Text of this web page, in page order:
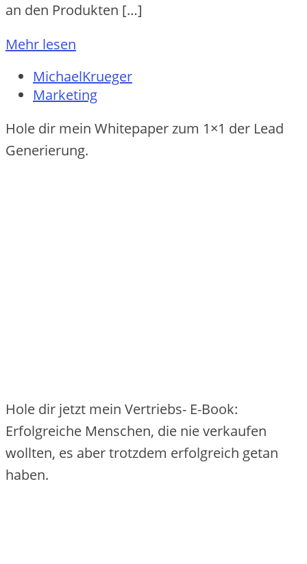
an den Produkten […]
Mehr lesen
MichaelKrueger
Marketing
Hole dir mein Whitepaper zum 1×1 der Lead
Generierung.
Hole dir jetzt mein Vertriebs- E-Book:
Erfolgreiche Menschen, die nie verkaufen
wollten, es aber trotzdem erfolgreich getan
haben.